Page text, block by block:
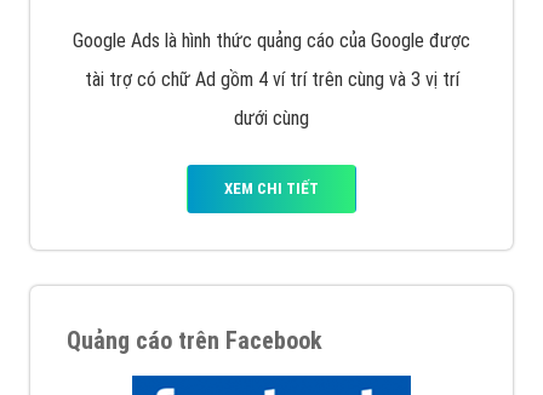
Google Ads là hình thức quảng cáo của Google được
tài trợ có chữ Ad gồm 4 ví trí trên cùng và 3 vị trí
dưới cùng
XEM CHI TIẾT
Quảng cáo trên Facebook